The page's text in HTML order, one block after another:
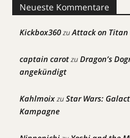
Neueste Kommentare
Kickbox360zuAttack on Titan
captain carotzuDragon’s
angekündigt
KahlmoixzuStar Wars:
Kampagne